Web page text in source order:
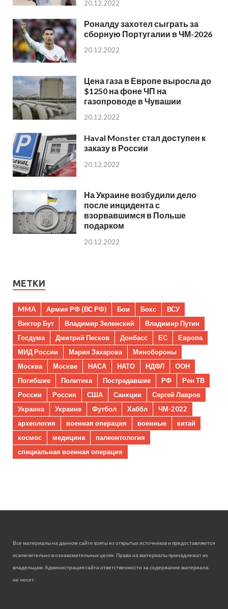
20.12.2022
Роналду захотел сыграть за
сборную Португалии в ЧМ-2026
20.12.2022
Цена газа в Европе выросла до
$1250 на фоне ЧП на
газопроводе в Чувашии
20.12.2022
Haval Monster стал доступен к
заказу в России
20.12.2022
На Украине возбудили дело
после инцидента с
взорвавшимся в Польше
подарком
20.12.2022
МЕТКИ
MMA Армия РФ (ВС РФ) Бои Бокс
ВСУ
Виктор Бут
Владимир Зеленский
Владимир Путин
Госдума
Дмитрий Песков Донбасс ЕС
Европа
МИД России
Мария Захарова
Минобороны
Москва
Москве НАСА НАТО НДФЛ
ООН
Погибшие
Политика Пострадавшие РФ
Рен ТВ
России
Россия США Санкции
Сергей Лавров
Украина
Украине Футбол Хаббл
ЧМ-2022
археология
военная операция военные
китай
космос
медицина
палеонтология
специальная военная операция
Все материалы на данном сайте взяты из открытых источников и предоставляются
исключительно в ознакомительных целях. Права на материалы принадлежат их
владельцам. Администрация сайта ответственности за содержание материала
не несет.